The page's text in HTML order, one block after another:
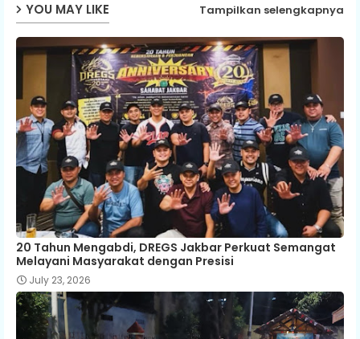
p
YOU MAY LIKE Tampilkan selengkapnya
20 Tahun Mengabdi, DREGS Jakbar Perkuat Semangat
Melayani Masyarakat dengan Presisi
July 23, 2026